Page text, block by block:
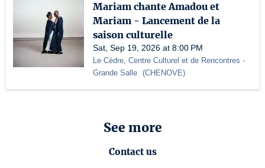
Mariam chante Amadou et
Mariam - Lancement de la
saison culturelle
Sat, Sep 19, 2026 at 8:00 PM
Le Cèdre, Centre Culturel et de Rencontres -
Grande Salle (CHENOVE)
See more
Contact us